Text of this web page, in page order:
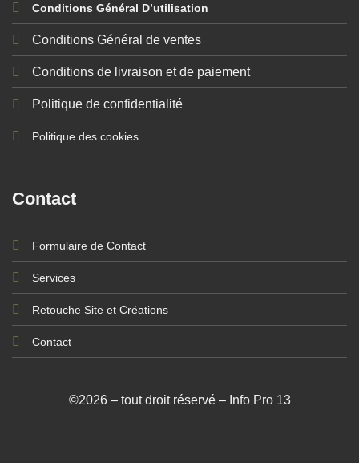
Conditions Général D’utilisation
Conditions Général de ventes
Conditions de livraison et de paiement
Politique de confidentialité
Politique des cookies
Contact
Formulaire de Contact
Services
Retouche Site et Créations
Contact
©2026 – tout droit réservé – Info Pro 13